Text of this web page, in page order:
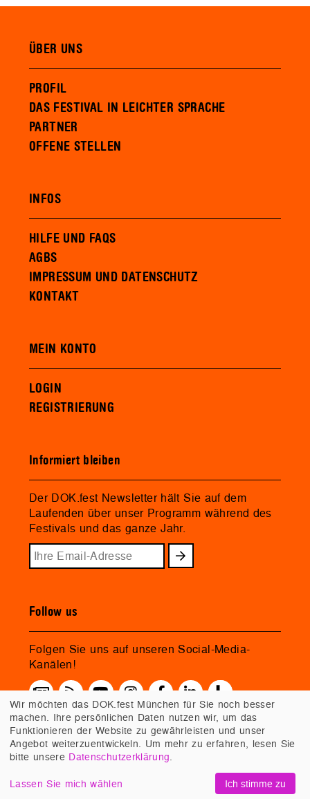
ÜBER UNS
PROFIL
DAS FESTIVAL IN LEICHTER SPRACHE
PARTNER
OFFENE STELLEN
INFOS
HILFE UND FAQS
AGBS
IMPRESSUM UND DATENSCHUTZ
KONTAKT
MEIN KONTO
LOGIN
REGISTRIERUNG
Informiert bleiben
Der DOK.fest Newsletter hält Sie auf dem
Laufenden über unser Programm während des
Festivals und das ganze Jahr.
Follow us
Folgen Sie uns auf unseren Social-Media-
Kanälen!
Wir möchten das DOK.fest München für Sie noch besser
machen. Ihre persönlichen Daten nutzen wir, um das
Funktionieren der Website zu gewährleisten und unser
Angebot weiterzuentwickeln. Um mehr zu erfahren, lesen Sie
bitte unsere Datenschutzerklärung.
Lassen Sie mich wählen Ich stimme zu